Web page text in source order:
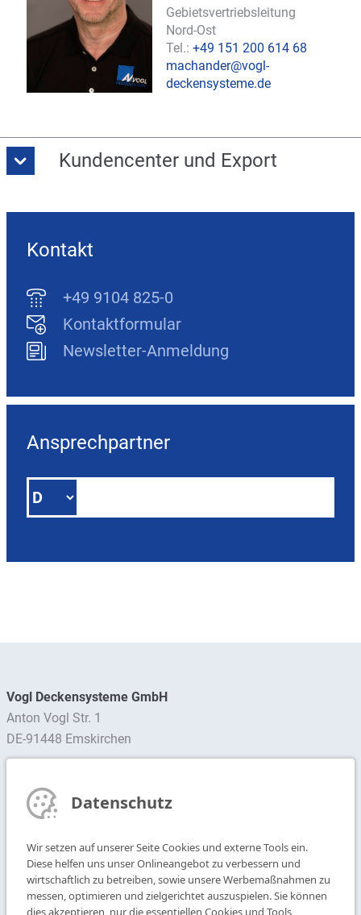
Gebietsvertriebsleitung
Nord-Ost
Tel.:+49 151 200 614 68
machander@vogl-
deckensysteme.de
Kundencenter und Export
Kontakt
+49 9104 825-0
Kontaktformular
Newsletter-Anmeldung
Ansprechpartner
Vogl Deckensysteme GmbH
Anton Vogl Str. 1
DE-91448 Emskirchen
Newsletter abonnieren
+49 9104 825-0
+49 9104 825-250
info@vogl-deckensysteme.de
Datenschutz
Wir setzen auf unserer Seite Cookies und externe Tools ein.
Diese helfen uns unser Onlineangebot zu verbessern und
wirtschaftlich zu betreiben, sowie unsere Werbemaßnahmen zu
messen, optimieren und zielgerichtet auszuspielen. Sie können
dies akzeptieren, nur die essentiellen Cookies und Tools